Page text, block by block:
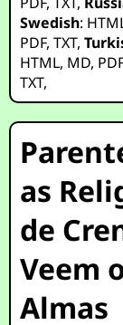
Swedish:
PDF,TXT,
HTML, MD,
TXT,
as
de
Veem
Almas